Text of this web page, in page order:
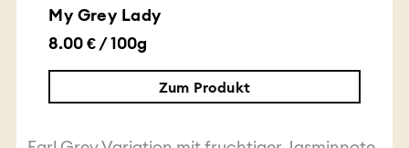
My Grey Lady
8.00 € / 100g
Zum Produkt